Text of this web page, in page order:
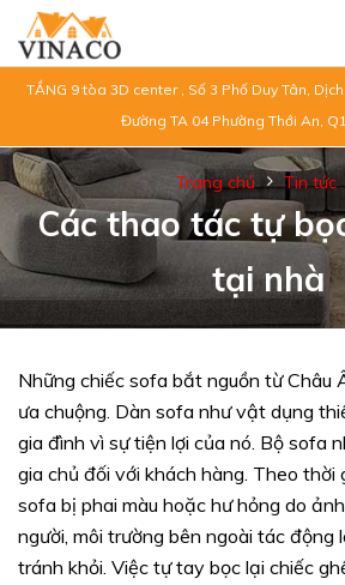
TẦNG 9 tòa 3D center , Số 3 Phố Duy Tân,
Đường TA 04 Phường Thới An,
Trang chủ Tin tức
Các thao tác tự
tại nhà
Những chiếc sofa bắt nguồn từ Châu
ưa chuộng. Dàn sofa như vật dụng
gia đình vì sự tiện lợi của nó. Bộ sofa
gia chủ đối với khách hàng. Theo thời
sofa bị phai màu hoặc hư hỏng do
người, môi trường bên ngoài tác động
tránh khỏi. Việc tự tay bọc lại chiếc